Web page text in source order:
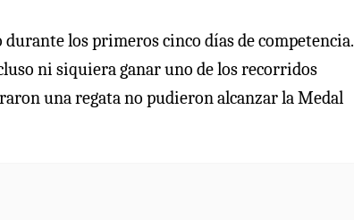
los primeros cinco días de competencia.
ni siquiera ganar uno de los recorridos
una regata no pudieron alcanzar la Medal